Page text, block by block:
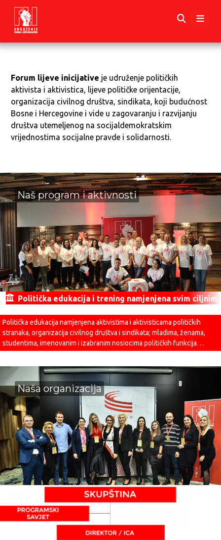
Forum lijeve inicijative je udruženje političkih
aktivista i aktivistica, lijeve političke orijentacije,
organizacija civilnog društva, sindikata, koji budućnost
Bosne i Hercegovine i vide u zagovaranju i razvijanju
društva utemeljenog na socijaldemokratskim
vrijednostima socijalne pravde i solidarnosti.
Naš program i aktivnosti
Politička edukacija i trening namjenjena svim ciljnim
Politička edukacija namjenjena aktivistima i aktivisticama političkih
stranaka, organizacija civilnog društva i sindikata; mladima, ženama,
studentima, imenovanim i izabranim nosiocima političkih funkcija…
Naša organizacija